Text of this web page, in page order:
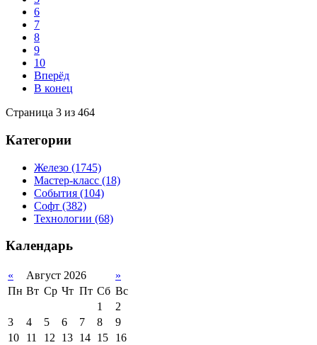
6
7
8
9
10
Вперёд
В конец
Страница 3 из 464
Категории
Железо (1745)
Мастер-класс (18)
События (104)
Софт (382)
Технологии (68)
Календарь
« Август 2026
»
Пн Вт Ср Чт Пт Сб Вс
1
2
3
4 5 6 7 8
9
10
11 12 13 14 15
16